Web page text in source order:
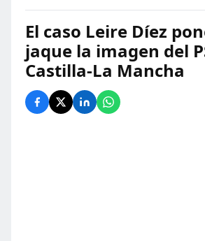
El caso Leire Díez
jaque la imagen del
Castilla-La Mancha